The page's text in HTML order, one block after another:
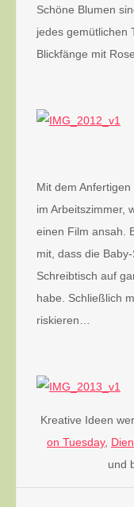
Schöne Blumen
jedes gemütlichen
Blickfänge mit
Mit dem
im Arbeitszimmer,
einen Film ansah.
mit, dass die
Schreibtisch auf
habe. Schließlich
riskieren…
Kreative Ideen
on Tuesday,
und